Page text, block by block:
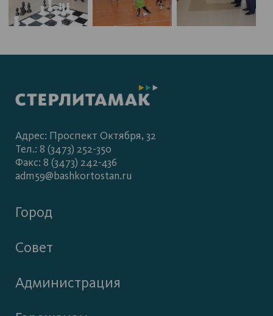
Адрес: Проспект Октября, 32
Тел.: 8 (3473) 252-350
Факс: 8 (3473) 242-436
adm59@bashkortostan.ru
Город
Совет
Администрация